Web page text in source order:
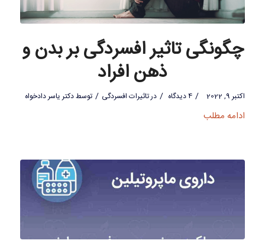
چگونگی تاثیر افسردگی بر بدن و
ذهن افراد
اکتبر 9, 2022 / 4 دیدگاه / درتاثیرات افسردگی / توسطدکتر یاسر دادخواه
ادامه مطلب